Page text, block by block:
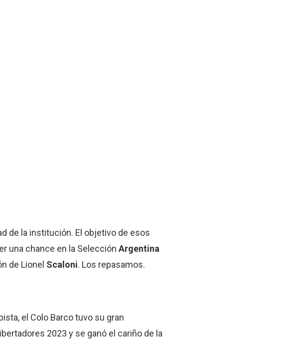
de la institución. El objetivo de esos
una chance en la Selección Argentina
de Lionel Scaloni. Los repasamos.
el Colo Barco tuvo su gran
2023 y se ganó el cariño de la